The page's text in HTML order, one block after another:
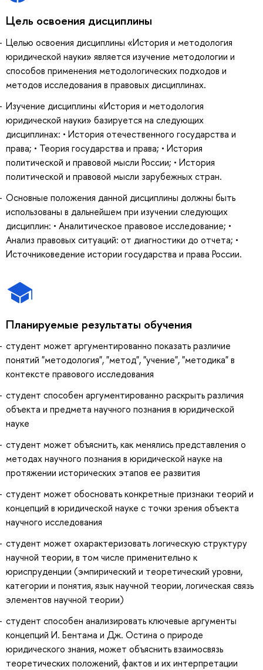
Цель освоения дисциплины
Целью освоения дисциплины «История и методология
юридической науки» является изучение методологии и
способов применения методологических подходов и
методов исследования в правовых дисциплинах.
Изучение дисциплины «История и методология
юридической науки» базируется на следующих
дисциплинах: • История отечественного государства и
права; • Теория государства и права; • История
политической и правовой мысли России; • История
политической и правовой мысли зарубежных стран.
Основные положения данной дисциплины должны быть
использованы в дальнейшем при изучении следующих
дисциплин: • Аналитическое правовое исследование; •
Анализ правовых ситуаций: от диагностики до отчета; •
Источниковедение истории государства и права России.
Планируемые результаты обучения
студент может аргументированно показать различие
понятий "методология", "метод", "учение", "методика" в
контексте правового исследования
студент способен аргументированно раскрыть различия
объекта и предмета научного познания в юридической
науке
студент может объяснить, как менялись представления о
методах научного познания в юридической науке на
протяжении исторических этапов ее развития
студент может обосновать конкретные признаки теорий и
концепций в юридической науке с точки зрения объекта
научного исследования
студент может охарактеризовать логическую структуру
научной теории, в том числе применительно к
юриспруденции (эмпирический и теоретический уровни,
категории и понятия, язык научной теории, логическая связь
элементов научной теории)
студент способен анализировать ключевые аргументы
концепций И. Бентама и Дж. Остина о природе
юридического знания, может объяснить взаимосвязь
теоретических положений, фактов и их интерпретации